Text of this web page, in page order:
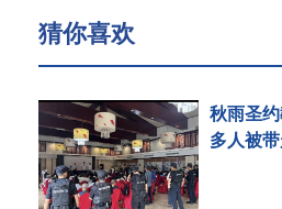
猜你喜欢
秋雨圣
多人被